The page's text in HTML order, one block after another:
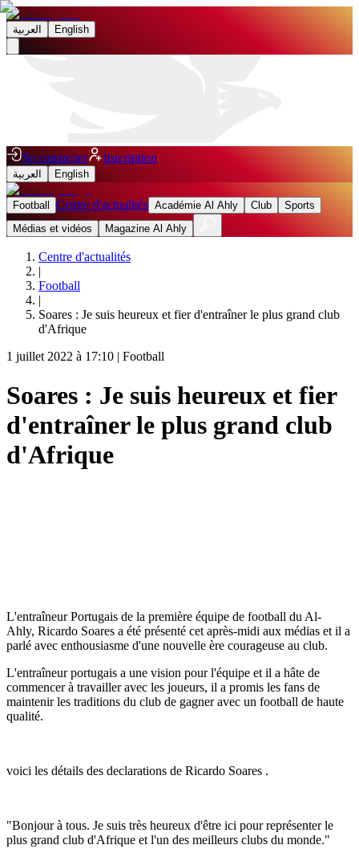
العربية English
Se connecter Inscription
العربية English
Football Centre d'actualités Académie Al Ahly Club
Sports
Médias et vidéos
Magazine Al Ahly
Centre d'actualités
|
Football
|
Soares : Je suis heureux et fier d'entraîner le plus grand club
d'Afrique
1 juillet 2022 à 17:10 | Football
Soares : Je suis heureux et fier
d'entraîner le plus grand club
d'Afrique
L'entraîneur Portugais de la première équipe de football du Al-
Ahly, Ricardo Soares a été présenté cet après-midi aux médias et il a
parlé avec enthousiasme d'une nouvelle ère courageuse au club.
L'entraîneur portugais a une vision pour l'équipe et il a hâte de
commencer à travailler avec les joueurs, il a promis les fans de
maintenir les traditions du club de gagner avec un football de haute
qualité.
voici les détails des declarations de Ricardo Soares .
"Bonjour à tous. Je suis très heureux d'être ici pour représenter le
plus grand club d'Afrique et l'un des meilleurs clubs du monde."